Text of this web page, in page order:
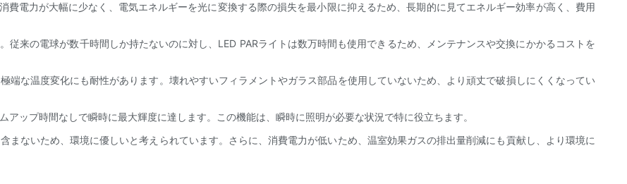
費電力が大幅に少なく、電気エネルギーを光に変換する際の損失を最小限に抑えるため、長期的に見てエネルギー効率が高く、費用
従来の電球が数千時間しか持たないのに対し、LED PARライトは数万時間も使用できるため、メンテナンスや交換にかかるコストを
端な温度変化にも耐性があります。壊れやすいフィラメントやガラス部品を使用していないため、より頑丈で破損しにくくなってい
ップ時間なしで瞬時に最大輝度に達します。この機能は、瞬時に照明が必要な状況で特に役立ちます。
まないため、環境に優しいと考えられています。さらに、消費電力が低いため、温室効果ガスの排出量削減にも貢献し、より環境に